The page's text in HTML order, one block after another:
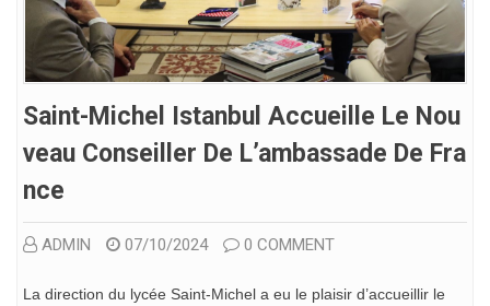
Saint-Michel Istanbul Accueille Le Nou
Veau Conseiller De L’ambassade De Fra
Nce
ADMIN 07/10/2024 0 COMMENT
La direction du lycée Saint-Michel a eu le plaisir d’accueillir le